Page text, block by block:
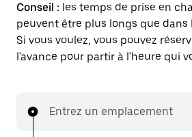
Conseil : les temps de prise en
peuvent être plus longs que dans
Si vous voulez, vous pouvez
l'avance pour partir à l'heure qui
Entrez un emplacement